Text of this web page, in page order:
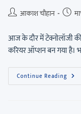
आकाश चौहान
आज के दौर में टेक्नोलॉजी
करियर ऑप्शन बन गया है।
Continue Reading